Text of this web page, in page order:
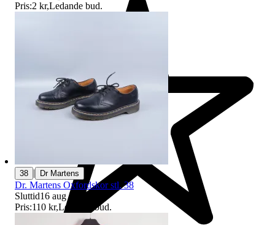
Pris:2 kr,Ledande bud.
38 | Dr Martens
Dr. Martens Oxfordskor stl. 38
Sluttid16 aug 20:42
Pris:110 kr,Ledande bud.